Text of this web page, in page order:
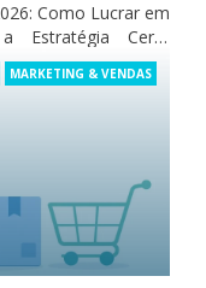
Como Lucrar em
Estratégia Certa
Como Lucrar em
Certa…
MARKETING & VENDAS